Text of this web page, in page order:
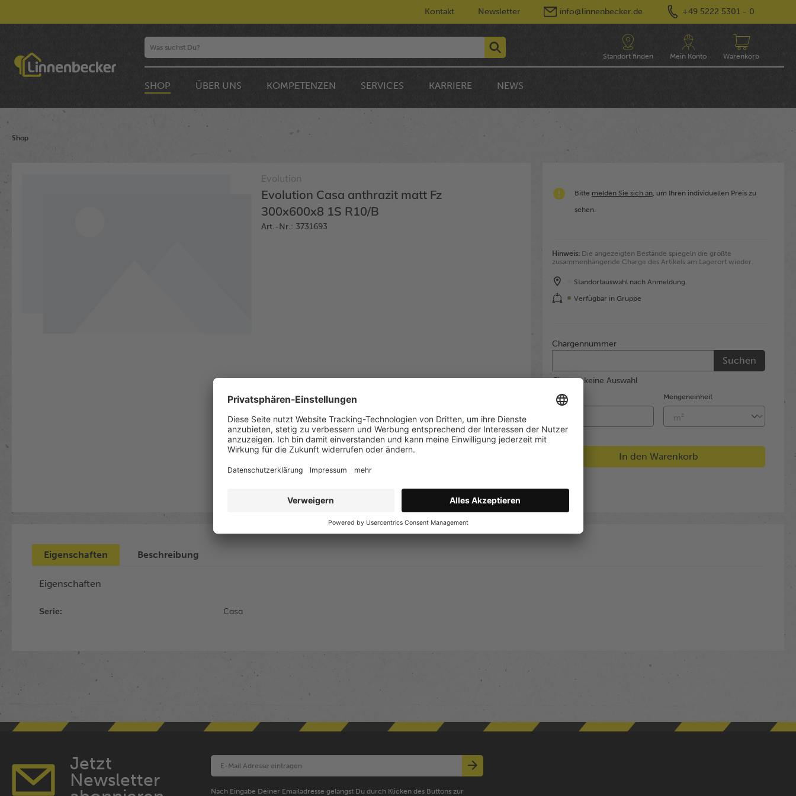
Kontakt Newsletter info@linnenbecker.de +49 5222 5301 - 0
Standort finden Mein Konto Warenkorb
SHOP ÜBER UNS KOMPETENZEN SERVICES KARRIERE NEWS
Shop
Evolution
Evolution Casa anthrazit matt Fz
300x600x8 1S R10/B
Art.-Nr.: 3731693
Bitte melden Sie sich an , um Ihren individuellen Preis zu
sehen.
Hinweis: Die angezeigten Bestände spiegeln die größte
zusammenhängende Charge des Artikels am Lagerort wieder.
Standortauswahl nach Anmeldung
Verfügbar in Gruppe
Chargennummer
Suchen
Charge: keine Auswahl
Menge Mengeneinheit
In den Warenkorb
Eigenschaften Beschreibung
Eigenschaften
Serie: Casa
Jetzt
Newsletter
Nach Eingabe Deiner Emailadresse gelangst Du durch Klicken des Buttons zur